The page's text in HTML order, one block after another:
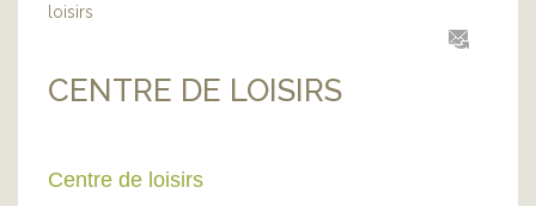
loisirs
CENTRE DE LOISIRS
Centre de loisirs